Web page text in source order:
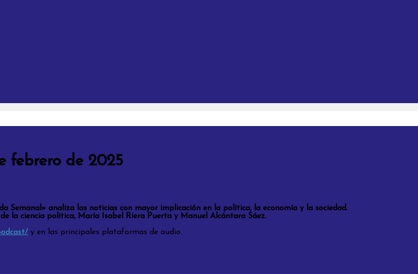
febrero de 2025
Semanal» analiza las noticias con mayor implicación en la política, la economía y la sociedad.
la ciencia política, María Isabel Riera Puerta y Manuel Alcántara Sáez.
y en las principales plataformas de audio.